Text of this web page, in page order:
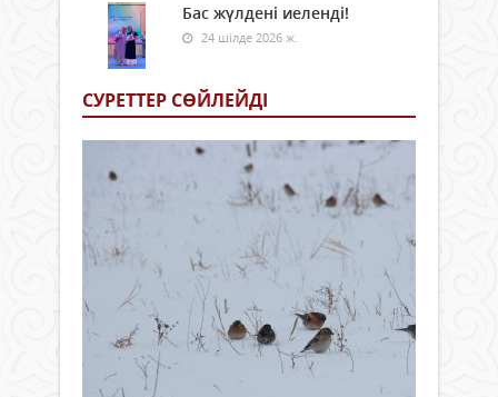
Бас жүлдені иеленді!
24 шілде 2026 ж.
СУРЕТТЕР СӨЙЛЕЙДI